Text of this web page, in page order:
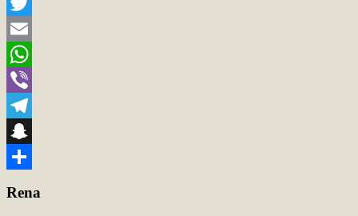
Twitter
Email
WhatsApp
Viber
Telegram
Snapchat
Rena